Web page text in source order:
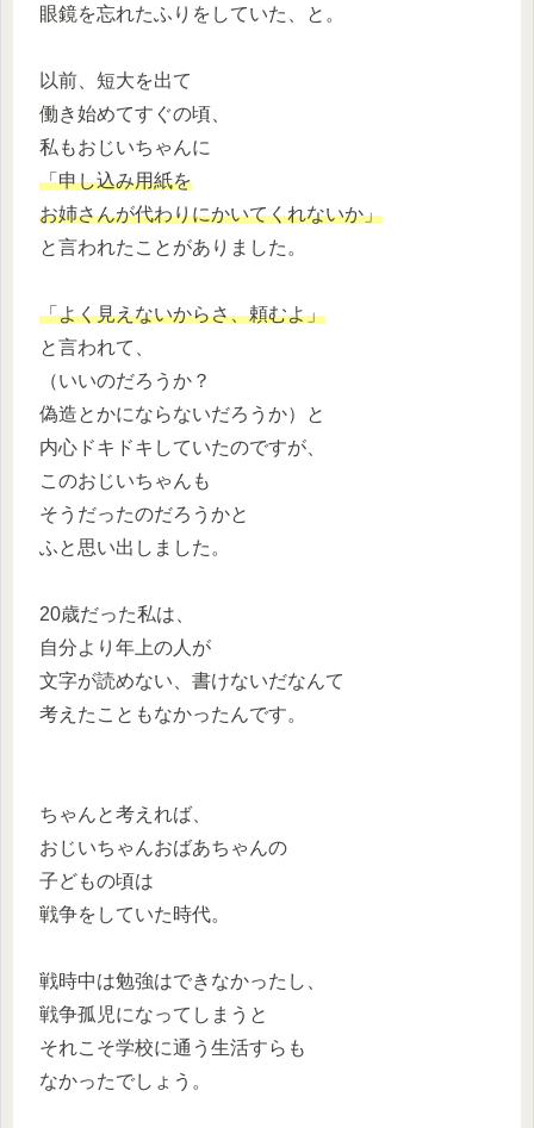
眼鏡を忘れたふりをしていた、と。
以前、短大を出て
働き始めてすぐの頃、
私もおじいちゃんに
「申し込み用紙を
お姉さんが代わりにかいてくれないか」
と言われたことがありました。
「よく見えないからさ、頼むよ」
と言われて、
（いいのだろうか？
偽造とかにならないだろうか）と
内心ドキドキしていたのですが、
このおじいちゃんも
そうだったのだろうかと
ふと思い出しました。
20歳だった私は、
自分より年上の人が
文字が読めない、書けないだなんて
考えたこともなかったんです。
ちゃんと考えれば、
おじいちゃんおばあちゃんの
子どもの頃は
戦争をしていた時代。
戦時中は勉強はできなかったし、
戦争孤児になってしまうと
それこそ学校に通う生活すらも
なかったでしょう。